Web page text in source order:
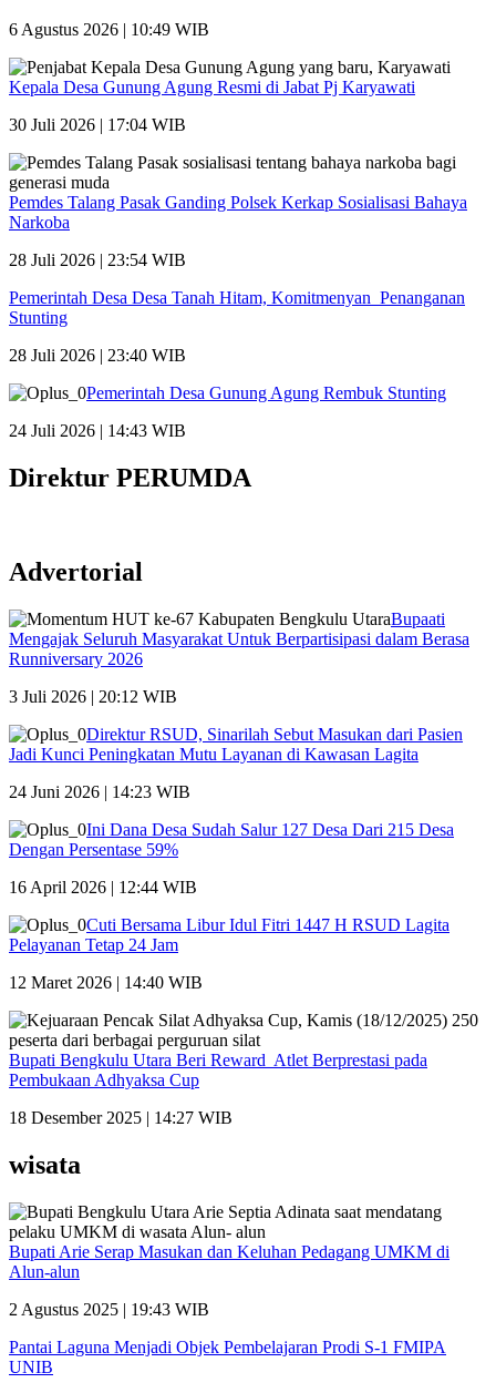
6 Agustus 2026 | 10:49 WIB
Kepala Desa Gunung Agung Resmi di Jabat Pj Karyawati
30 Juli 2026 | 17:04 WIB
Pemdes Talang Pasak Ganding Polsek Kerkap Sosialisasi Bahaya
Narkoba
28 Juli 2026 | 23:54 WIB
Pemerintah Desa Desa Tanah Hitam, Komitmenyan Penanganan
Stunting
28 Juli 2026 | 23:40 WIB
Pemerintah Desa Gunung Agung Rembuk Stunting
24 Juli 2026 | 14:43 WIB
Direktur PERUMDA
Advertorial
Bupaati
Mengajak Seluruh Masyarakat Untuk Berpartisipasi dalam Berasa
Runniversary 2026
3 Juli 2026 | 20:12 WIB
Direktur RSUD, Sinarilah Sebut Masukan dari Pasien
Jadi Kunci Peningkatan Mutu Layanan di Kawasan Lagita
24 Juni 2026 | 14:23 WIB
Ini Dana Desa Sudah Salur 127 Desa Dari 215 Desa
Dengan Persentase 59%
16 April 2026 | 12:44 WIB
Cuti Bersama Libur Idul Fitri 1447 H RSUD Lagita
Pelayanan Tetap 24 Jam
12 Maret 2026 | 14:40 WIB
Bupati Bengkulu Utara Beri Reward Atlet Berprestasi pada
Pembukaan Adhyaksa Cup
18 Desember 2025 | 14:27 WIB
wisata
Bupati Arie Serap Masukan dan Keluhan Pedagang UMKM di
Alun-alun
2 Agustus 2025 | 19:43 WIB
Pantai Laguna Menjadi Objek Pembelajaran Prodi S-1 FMIPA
UNIB